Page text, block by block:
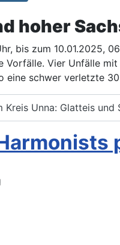
hoher
bis zum 10.01.2025,
Vorfälle. Vier Unfälle
eine schwer verletzte
Kreis Unna: Glatteis